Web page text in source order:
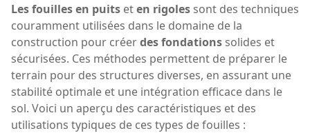
Les fouilles en puits eten rigoles sont des techniques
couramment utilisées dans le domaine de la
construction pour créerdes fondations solides et
sécurisées. Ces méthodes permettent de préparer le
terrain pour des structures diverses, en assurant une
stabilité optimale et une intégration efficace dans le
sol. Voici un aperçu des caractéristiques et des
utilisations typiques de ces types de fouilles :